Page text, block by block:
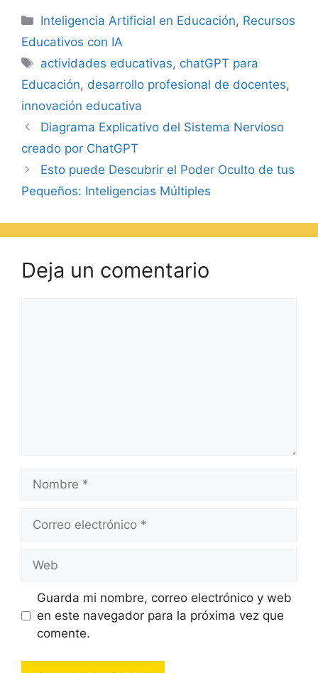
Inteligencia Artificial en Educación, Recursos
Educativos con IA
actividades educativas, chatGPT para
Educación, desarrollo profesional de docentes,
innovación educativa
Diagrama Explicativo del Sistema Nervioso
creado por ChatGPT
Esto puede Descubrir el Poder Oculto de tus
Pequeños: Inteligencias Múltiples
Deja un comentario
Guarda mi nombre, correo electrónico y web
en este navegador para la próxima vez que
comente.